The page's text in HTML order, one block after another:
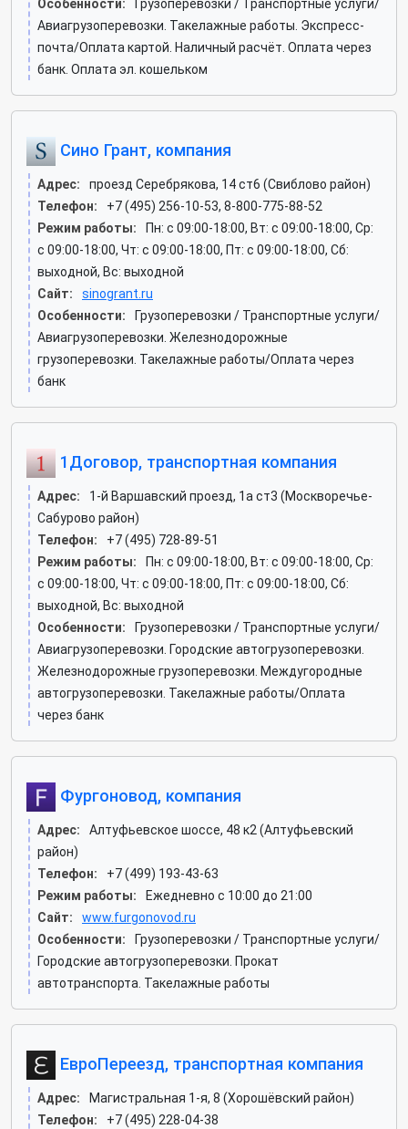
Особенности:
Грузоперевозки / Транспортные услуги/
Авиагрузоперевозки. Такелажные работы. Экспресс-
почта/Оплата картой. Наличный расчёт. Оплата через
банк. Оплата эл. кошельком
Сино Грант, компания
Адрес:
проезд Серебрякова, 14 ст6 (Свиблово район)
Телефон:
+7 (495) 256-10-53, 8-800-775-88-52
Режим работы:
Пн: c 09:00-18:00, Вт: c 09:00-18:00, Ср:
c 09:00-18:00, Чт: c 09:00-18:00, Пт: c 09:00-18:00, Сб:
выходной, Вс: выходной
Сайт:
sinogrant.ru
Особенности:
Грузоперевозки / Транспортные услуги/
Авиагрузоперевозки. Железнодорожные
грузоперевозки. Такелажные работы/Оплата через
банк
1Договор, транспортная компания
Адрес:
1-й Варшавский проезд, 1а ст3 (Москворечье-
Сабурово район)
Телефон:
+7 (495) 728-89-51
Режим работы:
Пн: c 09:00-18:00, Вт: c 09:00-18:00, Ср:
c 09:00-18:00, Чт: c 09:00-18:00, Пт: c 09:00-18:00, Сб:
выходной, Вс: выходной
Особенности:
Грузоперевозки / Транспортные услуги/
Авиагрузоперевозки. Городские автогрузоперевозки.
Железнодорожные грузоперевозки. Междугородные
автогрузоперевозки. Такелажные работы/Оплата
через банк
Фургоновод, компания
Адрес:
Алтуфьевское шоссе, 48 к2 (Алтуфьевский
район)
Телефон:
+7 (499) 193-43-63
Режим работы:
Ежедневно с 10:00 до 21:00
Сайт:
www.furgonovod.ru
Особенности:
Грузоперевозки / Транспортные услуги/
Городские автогрузоперевозки. Прокат
автотранспорта. Такелажные работы
ЕвроПереезд, транспортная компания
Адрес:
Магистральная 1-я, 8 (Хорошёвский район)
Телефон:
+7 (495) 228-04-38